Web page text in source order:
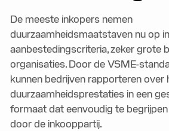
De meeste inkopers nemen
duurzaamheidsmaatstaven nu op
aanbestedingscriteria, zeker grote
organisaties. Door de VSME-
kunnen bedrijven rapporteren over
duurzaamheidsprestaties in een
formaat dat eenvoudig te
door de inkooppartij.